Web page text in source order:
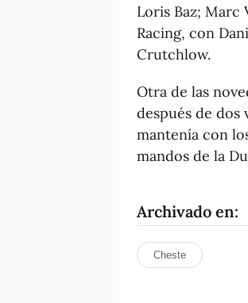
Loris Baz; Marc
Racing, con
Crutchlow.
Otra de las
después de dos
mantenía con
mandos de la
Archivado en:
Cheste